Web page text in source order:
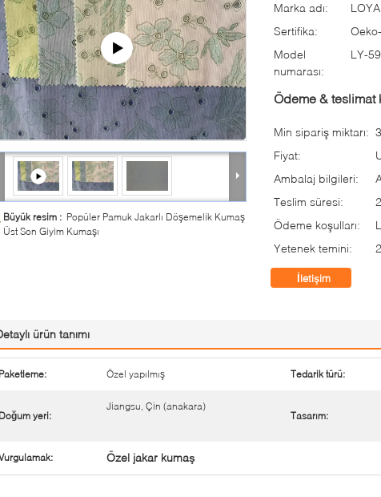
Büyük resim : Popüler Pamuk Jakarlı Döşemelik Kumaş
Üst Son Giyim Kumaşı
Marka adı:
LOYAL
Sertifika:
Model
numarası:
LY-
Ödeme & teslimat
Min sipariş miktarı:
Fiyat:
Ambalaj bilgileri:
Teslim süresi:
Ödeme koşulları:
Yetenek temini:
İletişim
ürün tanımı
Özel yapılmış Tedarik türü:
yeri:
Jiangsu, Çin (anakara)
Tasarım:
Özel jakar kumaş